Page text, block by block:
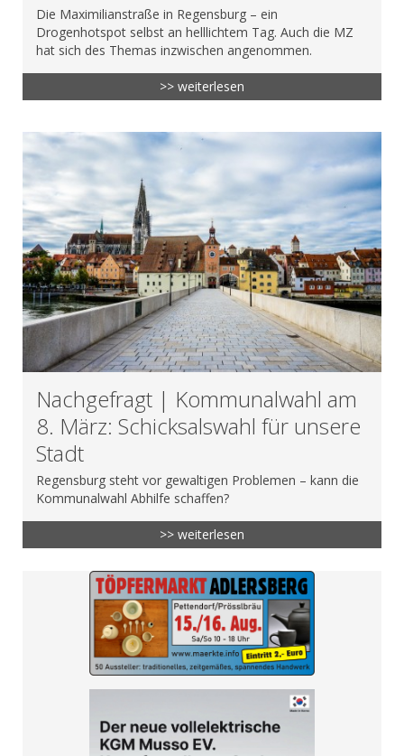
Die Maximilianstraße in Regensburg – ein
Drogenhotspot selbst an helllichtem Tag. Auch die MZ
hat sich des Themas inzwischen angenommen.
>> weiterlesen
Nachgefragt | Kommunalwahl am
8. März: Schicksalswahl für unsere
Stadt
Regensburg steht vor gewaltigen Problemen – kann die
Kommunalwahl Abhilfe schaffen?
>> weiterlesen